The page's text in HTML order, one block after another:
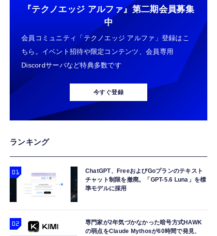
『テクノエッジ アルファ』 第二期会員募集
中
会員コミュニティ「テクノエッジ アルファ」登録はこ
ちら。イベント招待や限定コンテンツ、会員専用
Discordサーバなど特典多数です
今すぐ登録
ランキング
ChatGPT、FreeおよびGoプランのテキスト
チャット制限を撤廃。「GPT-5.6 Luna」を標
準モデルに採用
専門家が2年気づかなかった暗号方式HAWK
の弱点をClaude Mythosが60時間で発見、